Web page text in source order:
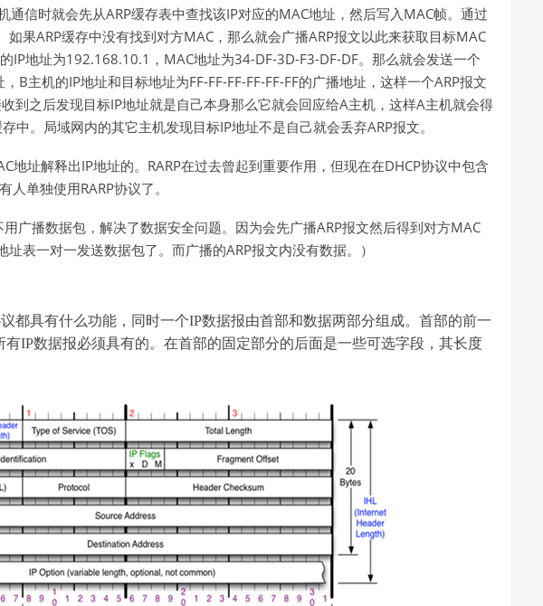
通信时就会先从ARP缓存表中查找该IP对应的MAC地址，然后写入MAC帧。通过
如果ARP缓存中没有找到对方MAC，那么就会广播ARP报文以此来获取目标MAC
IP地址为192.168.10.1，MAC地址为34-DF-3D-F3-DF-DF。那么就会发送一个
B主机的IP地址和目标地址为FF-FF-FF-FF-FF-FF的广播地址，这样一个ARP报文
到之后发现目标IP地址就是自己本身那么它就会回应给A主机，这样A主机就会得
中。局域网内的其它主机发现目标IP地址不是自己就会丢弃ARP报文。
地址解释出IP地址的。RARP在过去曾起到重要作用，但现在在DHCP协议中包含
人单独使用RARP协议了。
用广播数据包，解决了数据安全问题。因为会先广播ARP报文然后得到对方MAC
表一对一发送数据包了。而广播的ARP报文内没有数据。）
都具有什么功能，同时一个IP数据报由首部和数据两部分组成。首部的前一
IP数据报必须具有的。在首部的固定部分的后面是一些可选字段，其长度